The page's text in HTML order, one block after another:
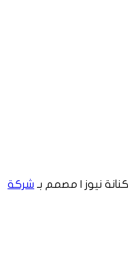
نيوز | مصمم بـ شركة